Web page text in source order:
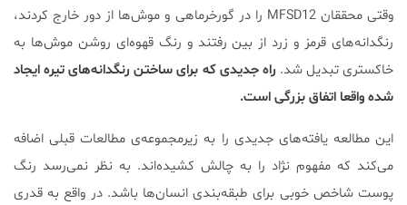
وقتی محققان MFSD12 را در گورخرماهی و موش‌ها از دور خارج کردند،
رنگدانه‌های قرمز و زرد از بین رفتند و رنگ قهوه‌ای روشن موش‌ها به
خاکستری تبدیل شد. راه جدیدی که برای ساختن رنگدانه‌های تیره ایجاد
شده واقعا اتفاق بزرگی است.
این مطالعه یافته‌های جدیدی را به زیرمجموعه‌ی مطالعات قبلی اضافه
می‌کند که مفهوم نژاد را به چالش کشیده‌اند. به نظر نمی‌رسد رنگ
پوست شاخص خوبی برای طبقه‌بندی انسان‌ها باشد. در واقع به قدری